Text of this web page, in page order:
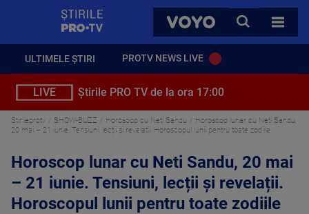
VOYO
CAUTA
TOATE
ULTIMELE ȘTIRI PROTV NEWS LIVE
LIVE Știrile PRO TV de la ora 17:00
Stirileprotv SHOW-BUZZ Horoscop cu Neti Sandu
Horoscop lunar cu Neti Sandu,
20 mai – 21 iunie. Tensiuni, lecții și revelații. Horoscopul lunii pentru toate zodiile
Horoscop lunar cu Neti Sandu, 20 mai
– 21 iunie. Tensiuni, lecții și revelații.
Horoscopul lunii pentru toate zodiile